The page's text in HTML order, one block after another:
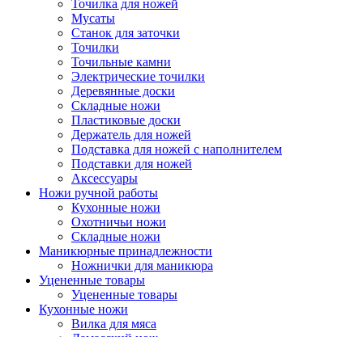
Точилка для ножей
Мусаты
Станок для заточки
Точилки
Точильные камни
Электрические точилки
Деревянные доски
Складные ножи
Пластиковые доски
Держатель для ножей
Подставка для ножей с наполнителем
Подставки для ножей
Аксессуары
Ножи ручной работы
Кухонные ножи
Охотничьи ножи
Складные ножи
Маникюрные принадлежности
Ножнички для маникюра
Уцененные товары
Уцененные товары
Кухонные ножи
Вилка для мяса